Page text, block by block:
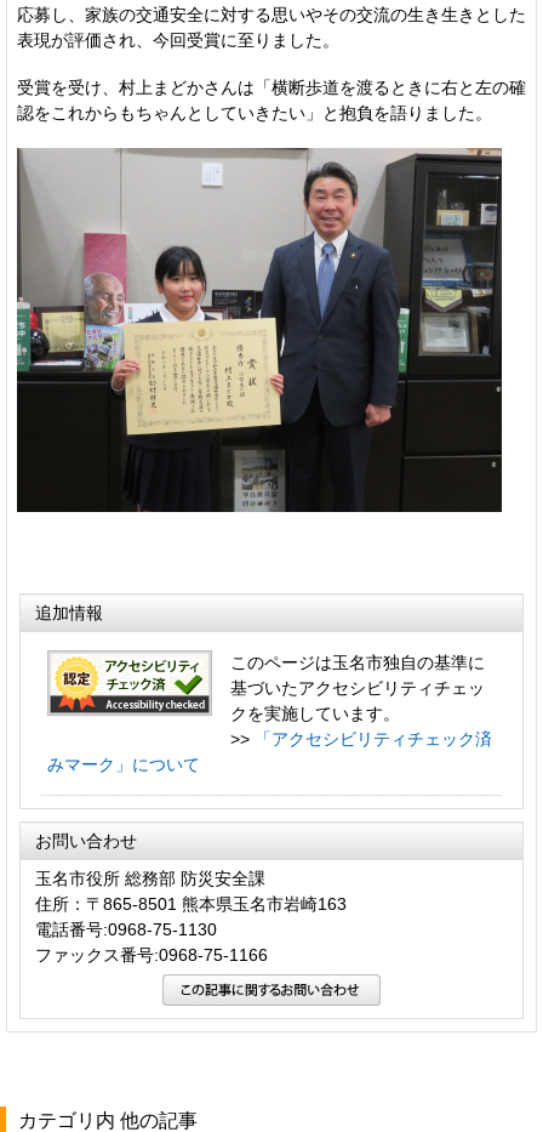
応募し、家族の交通安全に対する思いやその交流の生き生きとした
表現が評価され、今回受賞に至りました。
受賞を受け、村上まどかさんは「横断歩道を渡るときに右と左の確
認をこれからもちゃんとしていきたい」と抱負を語りました。
追加情報
このページは玉名市独自の基準に
基づいたアクセシビリティチェッ
クを実施しています。
>>
「アクセシビリティチェック済
みマーク」について
お問い合わせ
玉名市役所 総務部 防災安全課
住所：〒865-8501 熊本県玉名市岩崎163
電話番号:0968-75-1130
ファックス番号:0968-75-1166
カテゴリ内 他の記事